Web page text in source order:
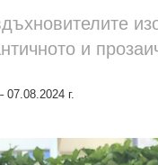
и
07.08.2024 г.